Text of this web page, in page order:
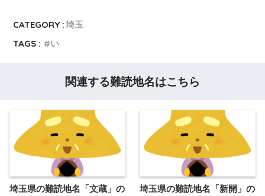
CATEGORY :埼玉
TAGS :
い
関連する難読地名はこちら
埼玉県の難読地名「文蔵」の
埼玉県の難読地名「新開」の